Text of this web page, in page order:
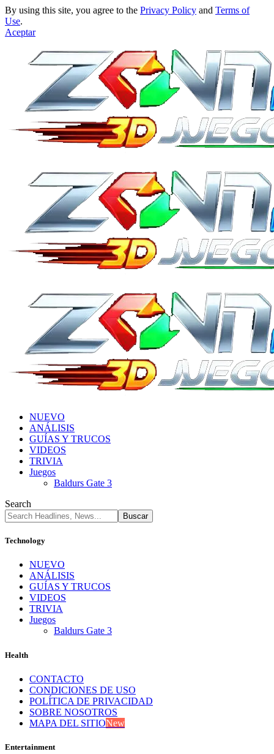
By using this site, you agree to the Privacy Policy and Terms of
Use.
Aceptar
NUEVO
ANÁLISIS
GUÍAS Y TRUCOS
VIDEOS
TRIVIA
Juegos
Baldurs Gate 3
Search
Technology
NUEVO
ANÁLISIS
GUÍAS Y TRUCOS
VIDEOS
TRIVIA
Juegos
Baldurs Gate 3
Health
CONTACTO
CONDICIONES DE USO
POLÍTICA DE PRIVACIDAD
SOBRE NOSOTROS
MAPA DEL SITIONew
Entertainment